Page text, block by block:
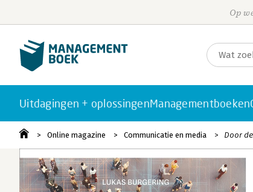
Op
Uitdagingen + oplossingenManagementboeken
Online magazine Communicatie en media Door